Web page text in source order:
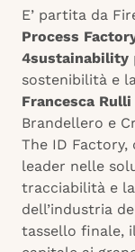
E’ partita da
Process
4sustainability
sostenibilità e
Francesca Rulli
Brandellero e
The ID
leader nelle
tracciabilità e
dell’industria
tassello finale,